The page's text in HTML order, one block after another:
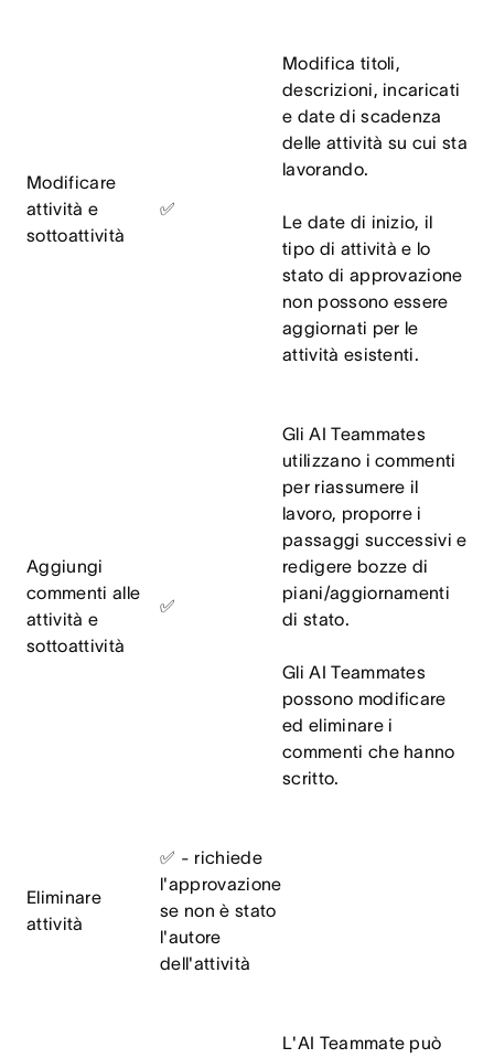
Modificare
attività e
sottoattività
✅
Modifica titoli,
descrizioni, incaricati
e date di scadenza
delle attività su cui sta
lavorando.
Le date di inizio, il
tipo di attività e lo
stato di approvazione
non possono essere
aggiornati per le
attività esistenti.
Aggiungi
commenti alle
attività e
sottoattività
✅
Gli AI Teammates
utilizzano i commenti
per riassumere il
lavoro, proporre i
passaggi successivi e
redigere bozze di
piani/aggiornamenti
di stato.
Gli AI Teammates
possono modificare
ed eliminare i
commenti che hanno
scritto.
Eliminare
attività
✅ - richiede
l'approvazione
se non è stato
l'autore
dell'attività
L'AI Teammate può